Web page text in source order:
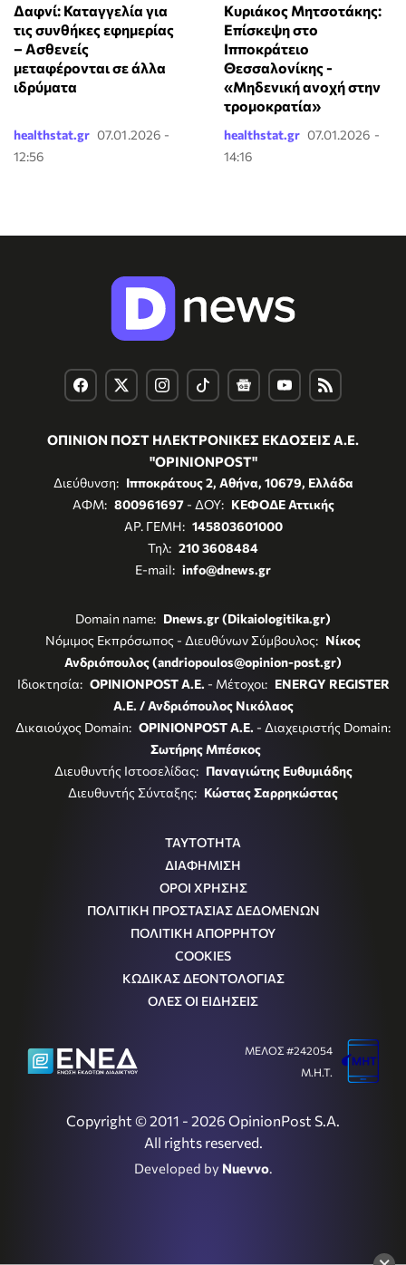
Δαφνί: Καταγγελία για
τις συνθήκες εφημερίας
– Ασθενείς
μεταφέρονται σε άλλα
ιδρύματα
healthstat.gr 07.01.2026 -
12:56
Κυριάκος Μητσοτάκης:
Επίσκεψη στο
Ιπποκράτειο
Θεσσαλονίκης -
«Mηδενική ανοχή στην
τρομοκρατία»
healthstat.gr 07.01.2026 -
14:16
ΟΠΙΝΙΟΝ ΠΟΣΤ ΗΛΕΚΤΡΟΝΙΚΕΣ ΕΚΔΟΣΕΙΣ Α.Ε.
"OPINIONPOST"
Διεύθυνση: Ιπποκράτους 2, Αθήνα, 10679, Ελλάδα
ΑΦΜ: 800961697- ΔΟΥ: ΚΕΦΟΔΕ Αττικής
ΑΡ. ΓΕΜΗ: 145803601000
Τηλ: 210 3608484
E-mail: info@dnews.gr
Domain name: Dnews.gr (Dikaiologitika.gr)
Νόμιμος Εκπρόσωπος - Διευθύνων Σύμβουλος: Νίκος
Ανδριόπουλος (andriopoulos@opinion-post.gr)
Ιδιοκτησία: OPINIONPOST A.E. - Μέτοχοι: ENERGY REGISTER
Α.Ε. / Ανδριόπουλος Νικόλαος
Δικαιούχος Domain: OPINIONPOST A.E. - Διαχειριστής Domain:
Σωτήρης Μπέσκος
Διευθυντής Ιστοσελίδας: Παναγιώτης Ευθυμιάδης
Διευθυντής Σύνταξης: Κώστας Σαρρηκώστας
ΤΑΥΤΟΤΗΤΑ
ΔΙΑΦΗΜΙΣΗ
ΟΡΟΙ ΧΡΗΣΗΣ
ΠΟΛΙΤΙΚΗ ΠΡΟΣΤΑΣΙΑΣ ΔΕΔΟΜΕΝΩΝ
ΠΟΛΙΤΙΚΗ ΑΠΟΡΡΗΤΟΥ
COOKIES
ΚΩΔΙΚΑΣ ΔΕΟΝΤΟΛΟΓΙΑΣ
ΟΛΕΣ ΟΙ ΕΙΔΗΣΕΙΣ
Copyright © 2011 - 2026 OpinionPost S.A.
All rights reserved.
Developed by Nuevvo.
ΜΕΛΟΣ #242054
Μ.Η.Τ.